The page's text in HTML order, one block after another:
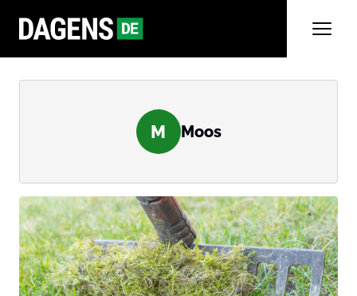
M Moos